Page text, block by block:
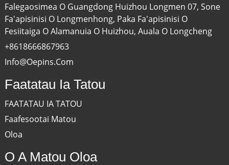
Falegaosimea O Guangdong Huizhou Longmen 07, Sone
Fa'apisinisi O Longmenhong, Paka Fa'apisinisi O
Fesiitaiga O Alamanuia O Huizhou, Auala O Longcheng
+8618666867963
Info@oepins.com
Faatatau Ia Tatou
FAATATAU IA TATOU
Faafesootai Matou
Oloa
O A Matou Oloa